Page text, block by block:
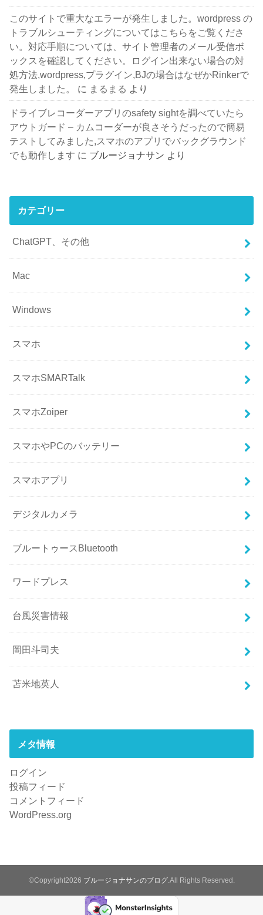
このサイトで重大なエラーが発生しました。wordpress の
トラブルシューティングについてはこちらをご覧くださ
い。対応手順については、サイト管理者のメール受信ボ
ックスを確認してください。ログイン出来ない場合の対
処方法,wordpress,プラグイン,BJの場合はなぜかRinkerで
発生しました。
に まるまる より
ドライブレコーダーアプリのsafety sightを調べていたら
アウトガード – カムコーダーが良さそうだったので簡易
テストしてみました,スマホのアプリでバックグラウンド
でも動作します に ブルージョナサン より
カテゴリー
ChatGPT、その他
Mac
Windows
スマホ
スマホSMARTalk
スマホZoiper
スマホやPCのバッテリー
スマホアプリ
デジタルカメラ
ブルートゥースBluetooth
ワードプレス
台風災害情報
岡田斗司夫
苫米地英人
メタ情報
ログイン
投稿フィード
コメントフィード
WordPress.org
©Copyright2026 ブルージョナサンのブログ.All Rights Reserved.